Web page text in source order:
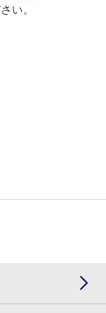
い。